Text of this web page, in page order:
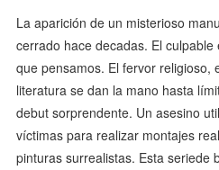
La aparición de un misterioso
cerrado hace decadas. El
que pensamos. El fervor religioso,
literatura se dan la mano hasta
debut sorprendente. Un asesino
víctimas para realizar montajes
pinturas surrealistas. Esta seriede